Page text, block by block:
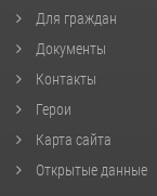
Для граждан
Документы
Контакты
Герои
Карта сайта
Открытые данные